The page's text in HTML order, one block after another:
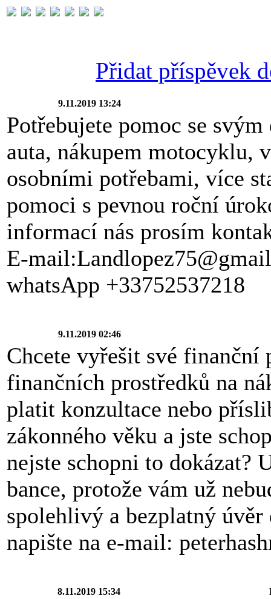
Přidat příspěvek
9.11.2019 13:24
Potřebujete pomoc se
auta, nákupem motocyklu,
osobními potřebami, více
pomoci s pevnou roční
informací nás prosím
E-
whatsApp +33752537218
9.11.2019 02:46
Chcete vyřešit své finanční
finančních prostředků na
platit konzultace nebo
zákonného věku a jste
nejste schopni to dokázat?
bance, protože vám už
spolehlivý a bezplatný úvěr
napište na e-mail:
8.11.2019 15:34